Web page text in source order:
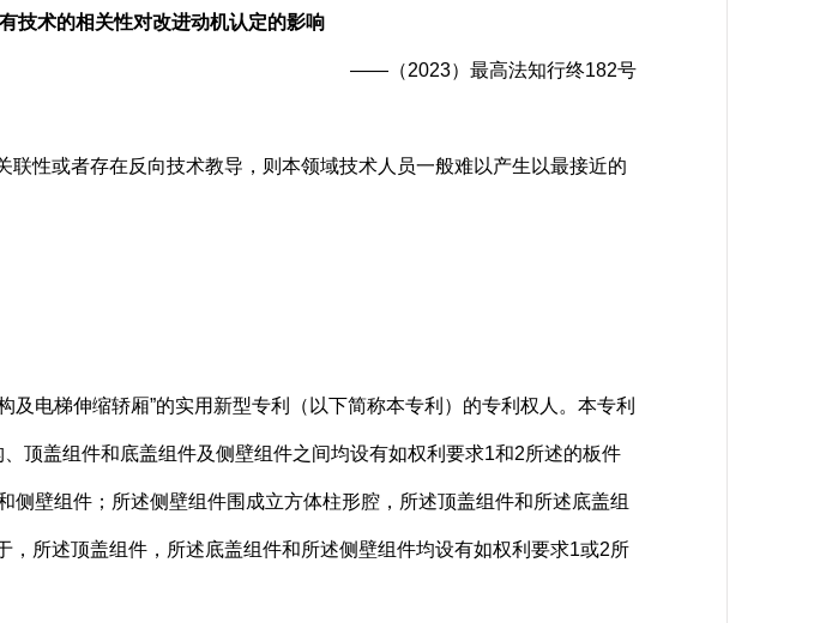
技术的相关性对改进动机认定的影响
——（2023）最高法知行终182号
或者存在反向技术教导，则本领域技术人员一般难以产生以最接近的
电梯伸缩轿厢”的实用新型专利（以下简称本专利）的专利权人。本专利
顶盖组件和底盖组件及侧壁组件之间均设有如权利要求1和2所述的板件
壁组件；所述侧壁组件围成立方体柱形腔，所述顶盖组件和所述底盖组
所述顶盖组件，所述底盖组件和所述侧壁组件均设有如权利要求1或2所